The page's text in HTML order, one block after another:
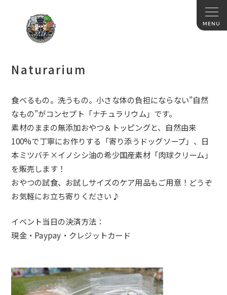
Naturarium
食べるもの。洗うもの。小さな体の負担にならない”自然
なもの”がコンセプト「ナチュラリウム」です。
素材のままの無添加おやつ＆トッピングと、自然由来
100%で丁寧にお作りする「寄り添うドッグソープ」、日
本ミツバチ×イノシシ油の希少国産素材「肉球クリーム」
を販売します！
おやつの試食、お試しサイズのケア用品もご用意！どうぞ
お気軽にお立ち寄りください♪
イベント当日の決済方法：
現金・Paypay・クレジットカード